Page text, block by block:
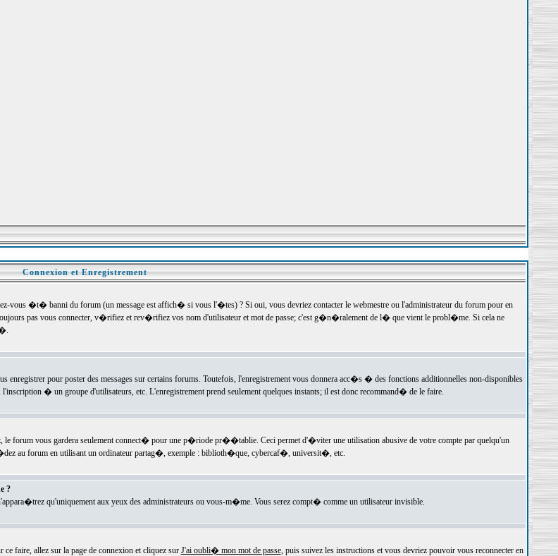
Connexion et Enregistrement
vous �t� banni du forum (un message est affich� si vous l'�tes) ? Si oui, vous devriez contacter le webmestre ou l'administrateur du forum pour en
pas vous connecter, v�rifiez et rev�rifiez vos nom d'utilisateur et mot de passe; c'est g�n�ralement de l� que vient le probl�me. Si cela ne
pour poster des messages sur certains forums. Toutefois, l'enregistrement vous donnera acc�s � des fonctions additionnelles non-disponibles
� un groupe d'utilisateurs, etc. L'enregistrement prend seulement quelques instants; il est donc recommand� de le faire.
le forum vous gardera seulement connect� pour une p�riode pr��tablie. Ceci permet d'�viter une utilisation abusive de votre compte par quelqu'un
au forum en utilisant un ordinateur partag�, exemple : biblioth�que, cybercaf�, universit�, etc.
?
qu'uniquement aux yeux des administrateurs ou vous-m�me. Vous serez compt� comme un utilisateur invisible.
faire, allez sur la page de connexion et cliquez sur J'ai oubli� mon mot de passe, puis suivez les instructions et vous devriez pouvoir vous reconnecter en